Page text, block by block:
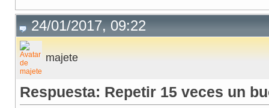
24/01/2017, 09:22
majete
Respuesta: Repetir 15 veces un